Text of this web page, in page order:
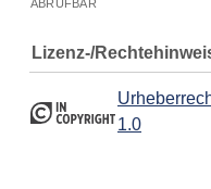
ABRUFBAR
Lizenz-/
1.0